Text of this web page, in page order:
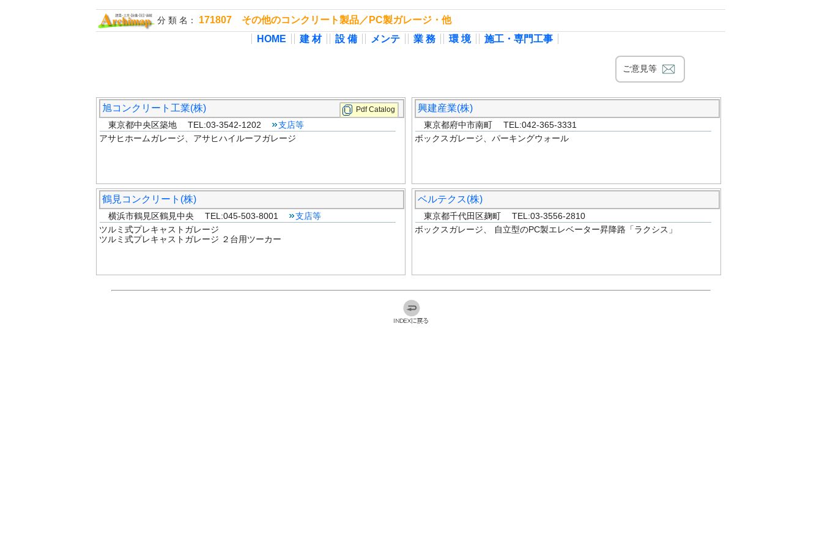
分 類 名： 171807 その他のコンクリート製品／PC製ガレージ・他
HOME
建 材 設 備 メンテ 業 務 環 境 施工・専門工事
ご意見等
旭コンクリート工業(株) Pdf Catalog
東京都中央区築地 TEL:03-3542-1202
支店等
アサヒホームガレージ、アサヒハイルーフガレージ
興建産業(株)
東京都府中市南町 TEL:042-365-3331
ボックスガレージ、パーキングウォール
鶴見コンクリート(株)
横浜市鶴見区鶴見中央 TEL:045-503-8001
支店等
ツルミ式プレキャストガレージ
ツルミ式プレキャストガレージ ２台用ツーカー
ベルテクス(株)
東京都千代田区麹町 TEL:03-3556-2810
ボックスガレージ、 自立型のPC製エレベーター昇降路「ラクシス」